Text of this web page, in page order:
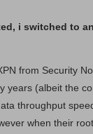
vụ khách hàng
i switched to
from Security
years (albeit the
throughput
when their